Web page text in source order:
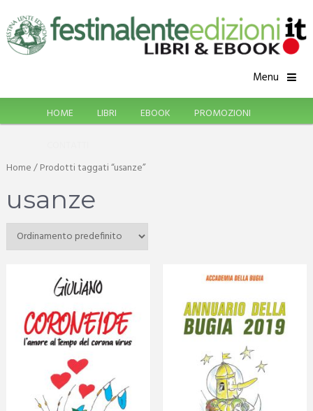
Menu
HOME LIBRI EBOOK
PROMOZIONI
Home/ Prodotti taggati “usanze”
usanze